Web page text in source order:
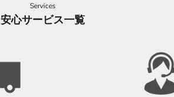
Services
安心サービス一覧